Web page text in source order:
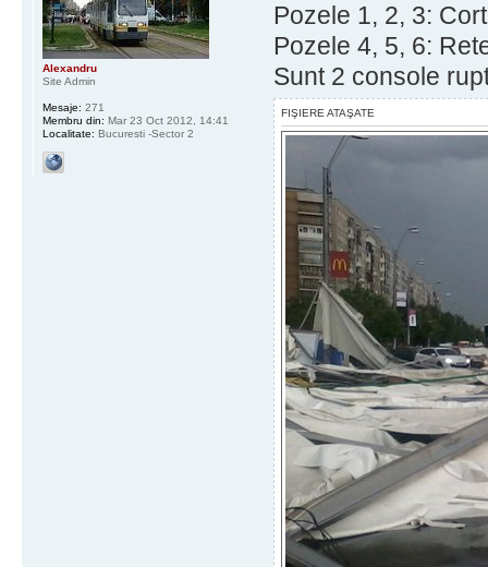
Pozele 1, 2, 3:
Pozele 4, 5, 6:
Sunt 2 console
FIŞIERE ATAŞATE
Alexandru
Site Admin
Mesaje: 271
Membru din: Mar 23 Oct 2012, 14:41
Localitate: Bucuresti -Sector 2